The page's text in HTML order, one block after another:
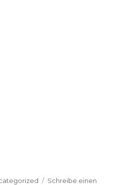
Schreibe einen